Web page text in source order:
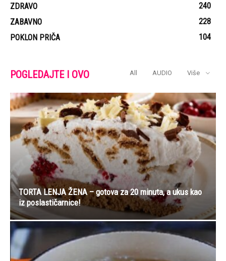
ZDRAVO
240
ZABAVNO
228
POKLON PRIČA
104
POGLEDAJTE I OVO All AUDIO Više
TORTA LENJA ŽENA – gotova za 20 minuta, a ukus kao
iz poslastičarnice!